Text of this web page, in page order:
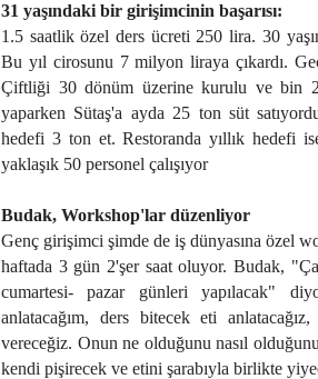
31 yaşındaki bir girişimcinin başarısı:
1.5 saatlik özel ders ücreti 250 lira. 30
Bu yıl cirosunu 7 milyon liraya çıkardı.
Çiftliği 30 dönüm üzerine kurulu ve bin
yaparken Sütaş'a ayda 25 ton süt
hedefi 3 ton et. Restoranda yıllık hedefi
yaklaşık 50 personel çalışıyor
Budak, Workshop'lar düzenliyor
Genç girişimci şimde de iş dünyasına özel
haftada 3 gün 2'şer saat oluyor. Budak,
cumartesi- pazar günleri yapılacak"
anlatacağım, ders bitecek eti
vereceğiz. Onun ne olduğunu nasıl
kendi pişirecek ve etini şarabıyla birlikte